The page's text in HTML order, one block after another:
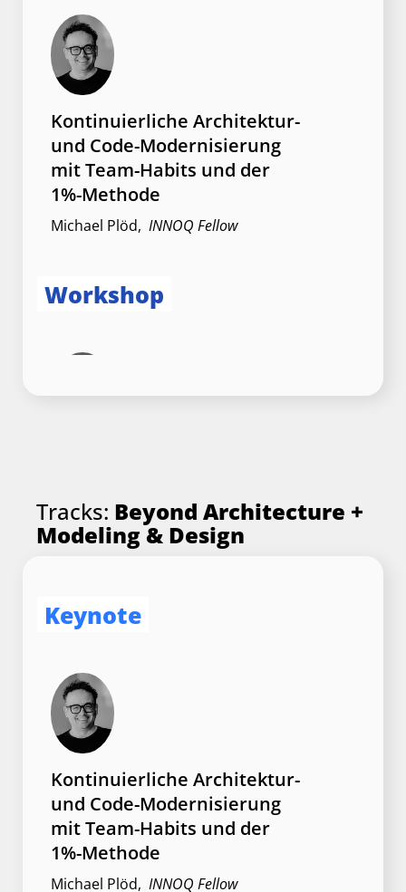
Kontinuierliche Architektur-
und Code-Modernisierung
mit Team-Habits und der
1%-Methode
Michael Plöd, INNOQ Fellow
Workshop
Architekturentscheidungen
Beija Nigl,Comsysto Reply
Workshop
Architekt:in mit Wirkung –
Rollenverständnis jenseits
der Technik
Eberhard Wolff,
Tracks: Beyond Architecture +
Modeling & Design
Keynote
Kontinuierliche Architektur-
und Code-Modernisierung
mit Team-Habits und der
1%-Methode
Michael Plöd, INNOQ Fellow